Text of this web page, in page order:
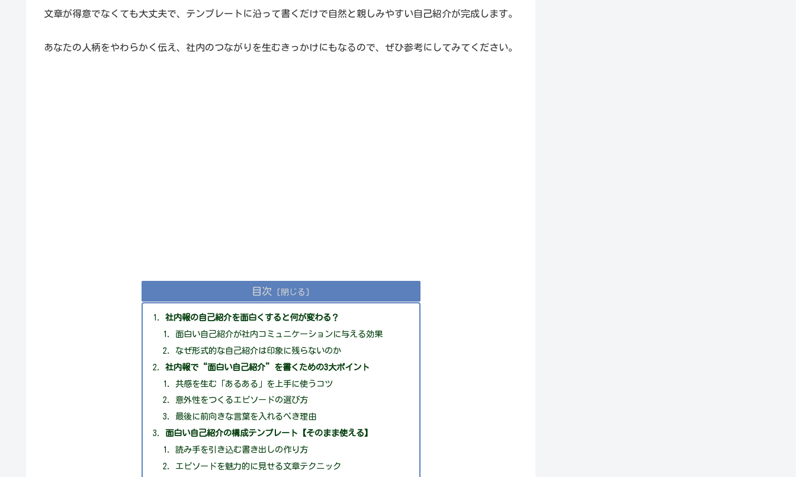
文章が得意でなくても大丈夫で、テンプレートに沿って書くだけで自然と親しみやすい自己紹介が完成します。
あなたの人柄をやわらかく伝え、社内のつながりを生むきっかけにもなるので、ぜひ参考にしてみてください。
目次
社内報の自己紹介を面白くすると何が変わる？
面白い自己紹介が社内コミュニケーションに与える効果
なぜ形式的な自己紹介は印象に残らないのか
社内報で“面白い自己紹介”を書くための3大ポイント
共感を生む「あるある」を上手に使うコツ
意外性をつくるエピソードの選び方
最後に前向きな言葉を入れるべき理由
面白い自己紹介の構成テンプレート【そのまま使える】
読み手を引き込む書き出しの作り方
エピソードを魅力的に見せる文章テクニック